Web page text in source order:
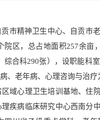
市精神卫生中心、自贡市
区，总占地面积257余亩
综合科290张），设职能科
、老年病、心理咨询与治
域心理卫生培训基地、住
疾病临床研究中心西南分